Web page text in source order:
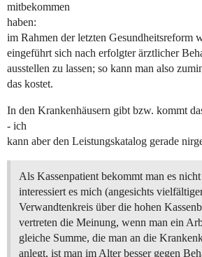
mitbekommen
haben:
im Rahmen der letzten Gesundheitsreform
eingeführt sich nach erfolgter ärztlicher
ausstellen zu lassen; so kann man also
das kostet.
In den Krankenhäusern gibt bzw. kommt
- ich
kann aber den Leistungskatalog gerade
Als Kassenpatient bekommt man es
interessiert es mich (angesichts
Verwandtenkreis über die hohen
vertreten die Meinung, wenn man ein
gleiche Summe, die man an die
anlegt, ist man im Alter besser gegen